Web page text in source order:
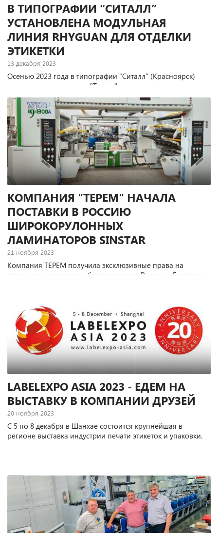
В ТИПОГРАФИИ “СИТАЛЛ”
УСТАНОВЛЕНА МОДУЛЬНАЯ
ЛИНИЯ RHYGUAN ДЛЯ ОТДЕЛКИ
ЭТИКЕТКИ
13 декабря 2023
Осенью 2023 года в типографии "Ситалл" (Красноярск)
специалисты компании "Терем" установили модульную
многофункциональную линию Plus330 производства
китайской компании Zhejiang Rhyguan Machinery (Rhyguan),
предназначенную для отделки и облагораживания
этикеточной продукции.
КОМПАНИЯ "ТЕРЕМ" НАЧАЛА
ПОСТАВКИ В РОССИЮ
ШИРОКОРУЛОННЫХ
ЛАМИНАТОРОВ SINSTAR
21 ноября 2023
Компания ТЕРЕМ получила эксклюзивные права на
продажу и сервисное обслуживание в России и Беларуси
LABELEXPO ASIA 2023 - ЕДЕМ НА
ВЫСТАВКУ В КОМПАНИИ ДРУЗЕЙ
20 ноября 2023
С 5 по 8 декабря в Шанхае состоится крупнейшая в
регионе выставка индустрии печати этикеток и упаковки.